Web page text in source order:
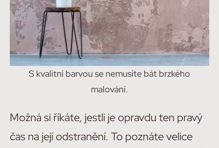
S kvalitní barvou se nemusíte bát brzkého
malování.
Možná si říkáte, jestli je opravdu ten pravý
čas na její odstranění. To poznáte velice